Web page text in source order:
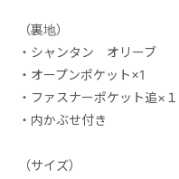
（裏地）
・シャンタン オリーブ
・オープンポケット×1
・ファスナーポケット追×１
・内かぶせ付き
（サイズ）